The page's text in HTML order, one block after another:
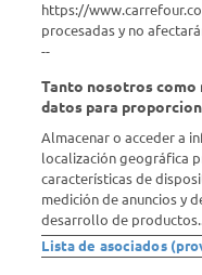
Descubrí Carrefour
Conocenos
Info útil
Comprá Online
https://
procesadas y no
--
Tanto nosotros
datos para
Almacenar o acceder a
localización geográfica
características de
medición de anuncios y
desarrollo de
Lista de asociados